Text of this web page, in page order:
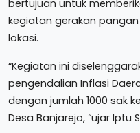
bertujuan untuk
kegiatan gerakan
lokasi.
“Kegiatan ini
pengendalian Inflasi
dengan jumlah 1000 sak
Desa Banjarejo, “ujar Iptu